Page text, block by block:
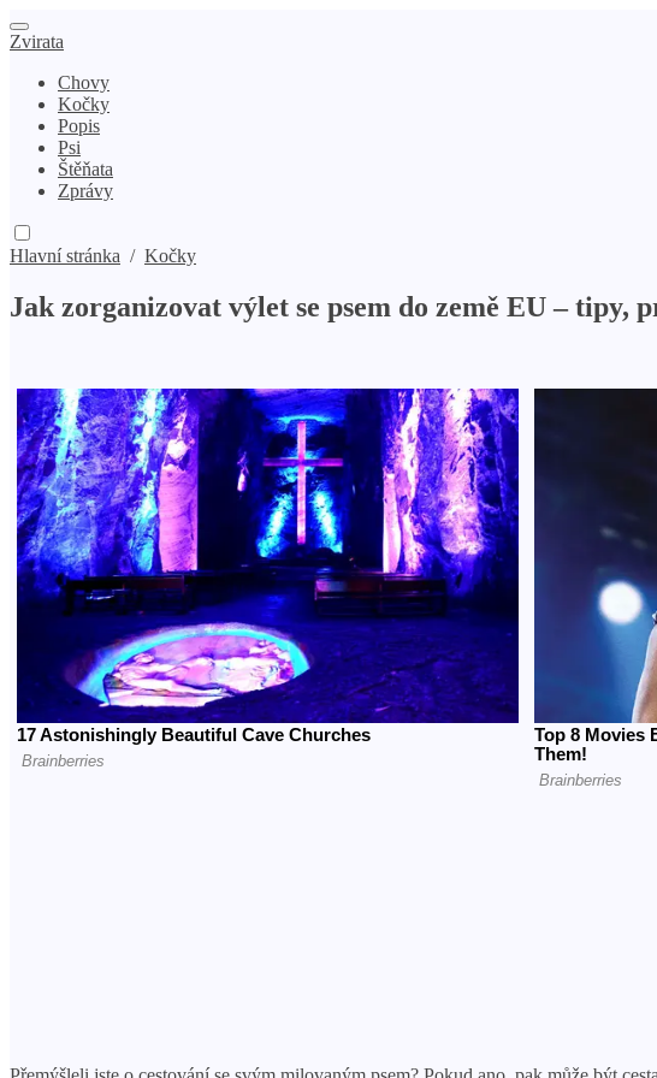
Zvirata
Chovy
Kočky
Popis
Psi
Štěňata
Zprávy
Hlavní stránka / Kočky
Jak zorganizovat výlet se psem do země EU – tipy,